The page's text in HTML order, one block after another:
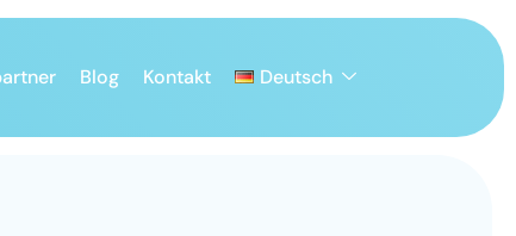
Blog Kontakt Deutsch